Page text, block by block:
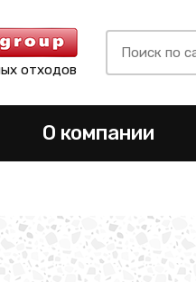
отходов
О компании